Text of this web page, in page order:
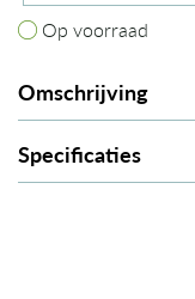
Op voorraad
Op voorraad
Omschrijving
Specificaties